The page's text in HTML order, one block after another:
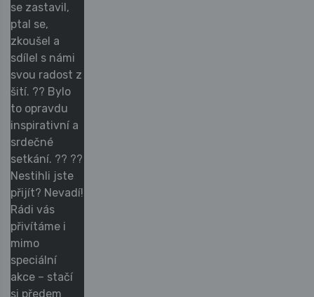
se zastavil,
ptal se,
zkoušel a
sdílel s námi
svou radost z
šití. ?? Bylo
to opravdu
inspirativní a
srdečné
setkání. ?? ??
Nestihli jste
přijít? Nevadí!
Rádi vás
přivítáme i
mimo
speciální
akce – stačí
si předem